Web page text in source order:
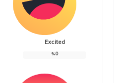
Excited
0
%